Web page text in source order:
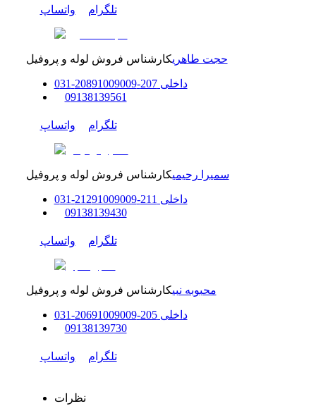
تلگرام واتساپ
حجت طاهریکارشناس فروش لوله و پروفیل
داخلی207-208
91009009
-
031
09138139561
تلگرام واتساپ
سمیرا رحیمیکارشناس فروش لوله و پروفیل
داخلی 211-212
91009009
-
031
09138139430
تلگرام واتساپ
محبوبه نبیکارشناس فروش لوله و پروفیل
داخلی205-206
91009009
-
031
09138139730
تلگرام واتساپ
نظرات